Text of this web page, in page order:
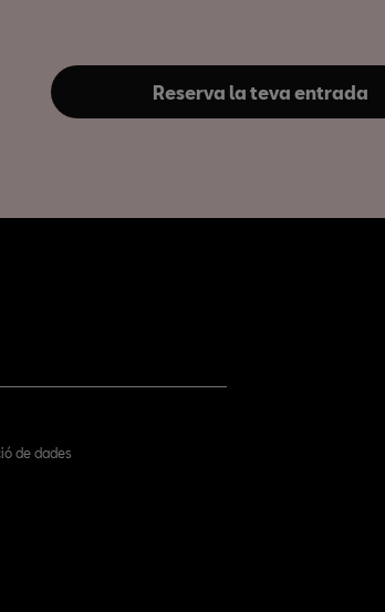
Reserva la teva entrada
de dades